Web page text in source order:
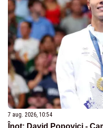
7 aug. 2026, 10:54
Înot: David Popovici -